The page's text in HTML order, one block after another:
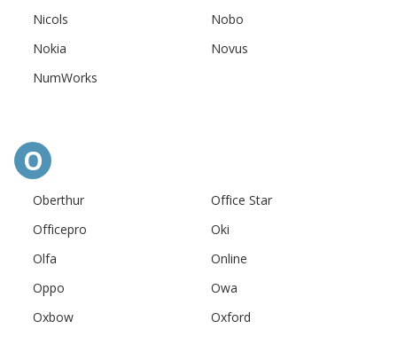
Nicols
Nobo
Nokia
Novus
NumWorks
O
Oberthur
Office Star
Officepro
Oki
Olfa
Online
Oppo
Owa
Oxbow
Oxford